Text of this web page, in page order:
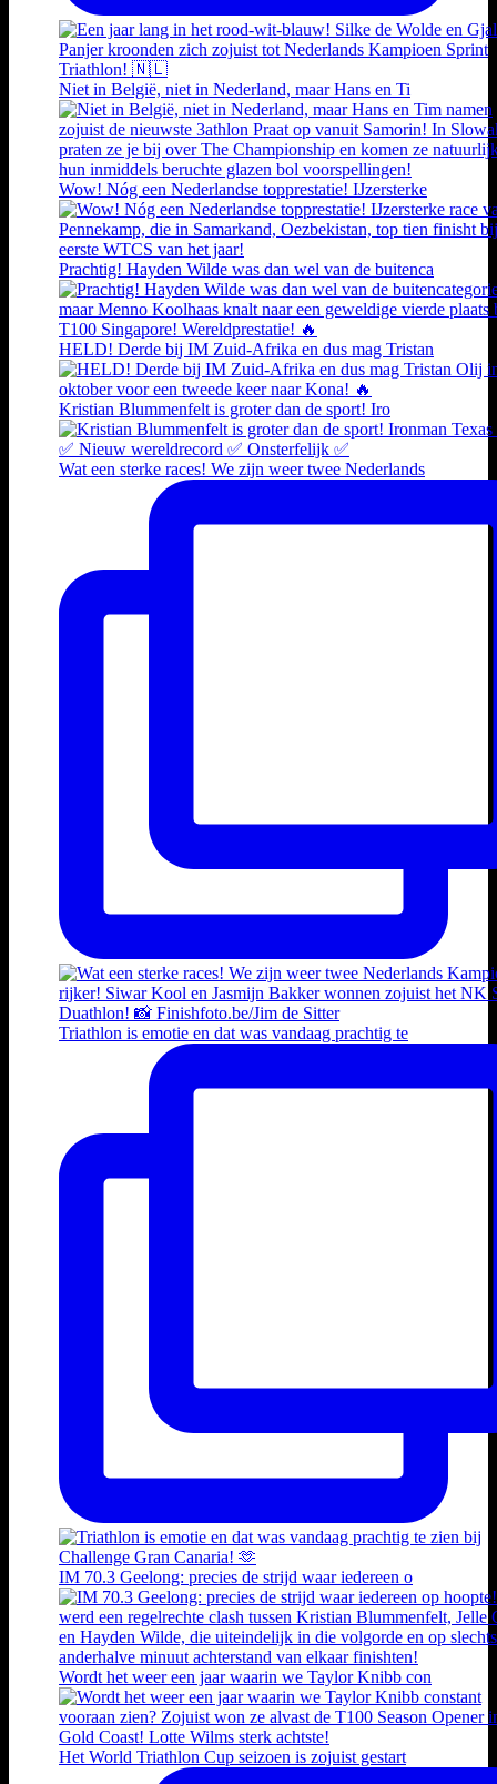
Niet in België, niet in Nederland, maar Hans en Ti
Wow! Nóg een Nederlandse topprestatie! IJzersterke
Prachtig! Hayden Wilde was dan wel van de buitenca
HELD! Derde bij IM Zuid-Afrika en dus mag Tristan
Kristian Blummenfelt is groter dan de sport! Iro
Wat een sterke races! We zijn weer twee Nederlands
Triathlon is emotie en dat was vandaag prachtig te
IM 70.3 Geelong: precies de strijd waar iedereen o
Wordt het weer een jaar waarin we Taylor Knibb con
Het World Triathlon Cup seizoen is zojuist gestart